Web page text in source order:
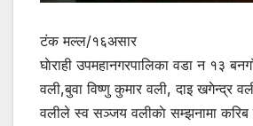
टंक मल्ल/१६असार
घाेराही उपमहानगरपालिका वडा न १३
वली,बुवा विष्णु कुमार वली, दाइ खगेन्द्र
वलीले स्व सञ्जय वलीकाे सम्झनामा